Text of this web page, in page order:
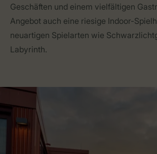
Geschäften und einem vielfältigen
Angebot auch eine riesige Indoor-
neuartigen Spielarten wie
Labyrinth.